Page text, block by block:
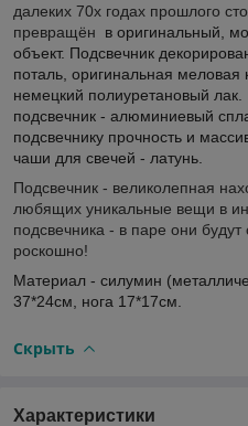
далеких 70х годах прошлого
превращён в оригинальный,
объект. Подсвечник
поталь, оригинальная меловая
немецкий полиуретановый
подсвечник - алюминиевый
подсвечнику прочность и
чаши для свечей - латунь.
Подсвечник - великолепная
любящих уникальные вещи в
подсвечника - в паре они
роскошно!
Материал - силумин
37*24см, нога 17*17см.
Скрыть
Характеристики